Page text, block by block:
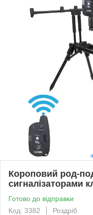
Короповий род-
сигналізаторами
Готово до відправки
Код: 3382
Роздріб